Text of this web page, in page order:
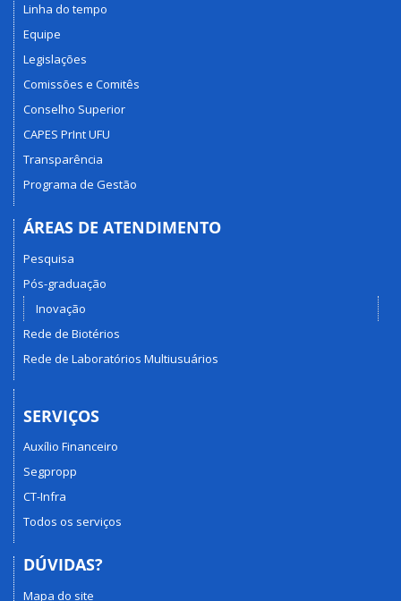
Linha do tempo
Equipe
Legislações
Comissões e Comitês
Conselho Superior
CAPES PrInt UFU
Transparência
Programa de Gestão
ÁREAS DE ATENDIMENTO
Pesquisa
Pós-graduação
Inovação
Rede de Biotérios
Rede de Laboratórios Multiusuários
SERVIÇOS
Auxílio Financeiro
Segpropp
CT-Infra
Todos os serviços
DÚVIDAS?
Mapa do site